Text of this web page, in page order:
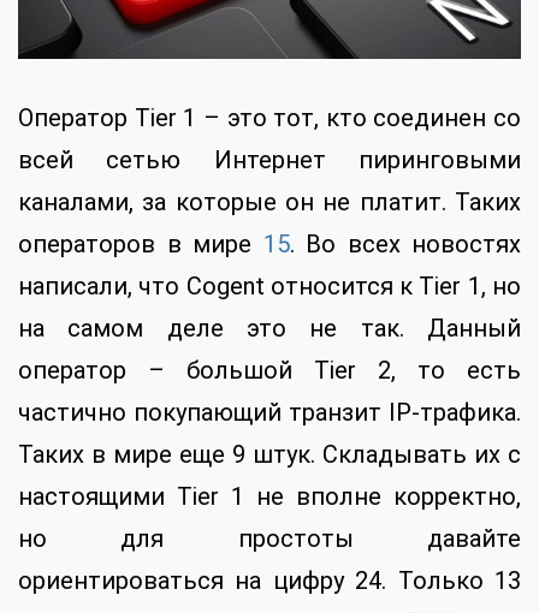
Оператор Tier 1 – это тот, кто соединен со
всей сетью Интернет пиринговыми
каналами, за которые он не платит. Таких
операторов в мире 15. Во всех новостях
написали, что Cogent относится к Tier 1, но
на самом деле это не так. Данный
оператор – большой Tier 2, то есть
частично покупающий транзит IP-трафика.
Таких в мире еще 9 штук. Складывать их с
настоящими Tier 1 не вполне корректно,
но для простоты давайте
ориентироваться на цифру 24. Только 13